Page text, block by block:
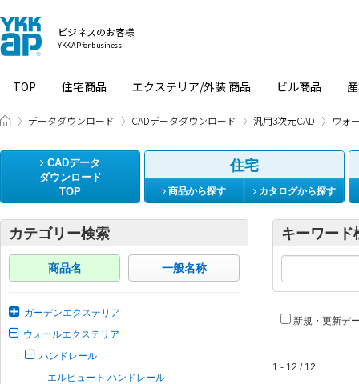
ビジネスのお客様
YKK AP for business
TOP 住宅商品 エクステリア/外装 商品 ビル商品
ビジネスのお客様 HOME
データダウンロード CADデータダウンロード 汎用3次元CAD ウォ
CADデータ
ダウンロード
TOP
住宅
商品から探す カタログから探す
カテゴリー検索
商品名 一般名称
ガーデンエクステリア
ウォールエクステリア
ハンドレール
エルビュート ハンドレール
キーワード
新規・更新デ
1 - 12 / 12